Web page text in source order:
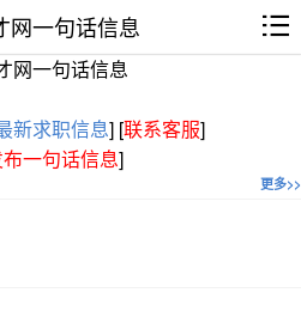
网一句话信息
网一句话信息
新求职信息] [联系客服]
一句话信息]
更多>>